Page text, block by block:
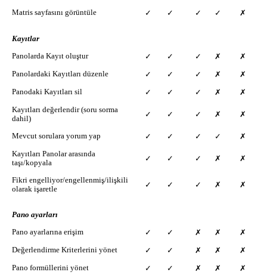
Matris sayfasını görüntüle ✓ ✓ ✓ ✓ ✗
Kayıtlar
Panolarda Kayıt oluştur ✓ ✓ ✓ ✗ ✗
Panolardaki Kayıtları düzenle ✓ ✓ ✓ ✗ ✗
Panodaki Kayıtları sil ✓ ✓ ✓ ✗ ✗
Kayıtları değerlendir (soru sorma
dahil)
✓ ✓ ✓ ✗ ✗
Mevcut sorulara yorum yap ✓ ✓ ✓ ✓ ✗
Kayıtları Panolar arasında
taşı/kopyala
✓ ✓ ✓ ✗ ✗
Fikri engelliyor/engellenmiş/ilişkili
olarak işaretle
✓ ✓ ✓ ✗ ✗
Pano ayarları
Pano ayarlarına erişim ✓ ✓ ✗ ✗ ✗
Değerlendirme Kriterlerini yönet ✓ ✓ ✗ ✗ ✗
Pano formüllerini yönet ✓ ✓ ✗ ✗ ✗